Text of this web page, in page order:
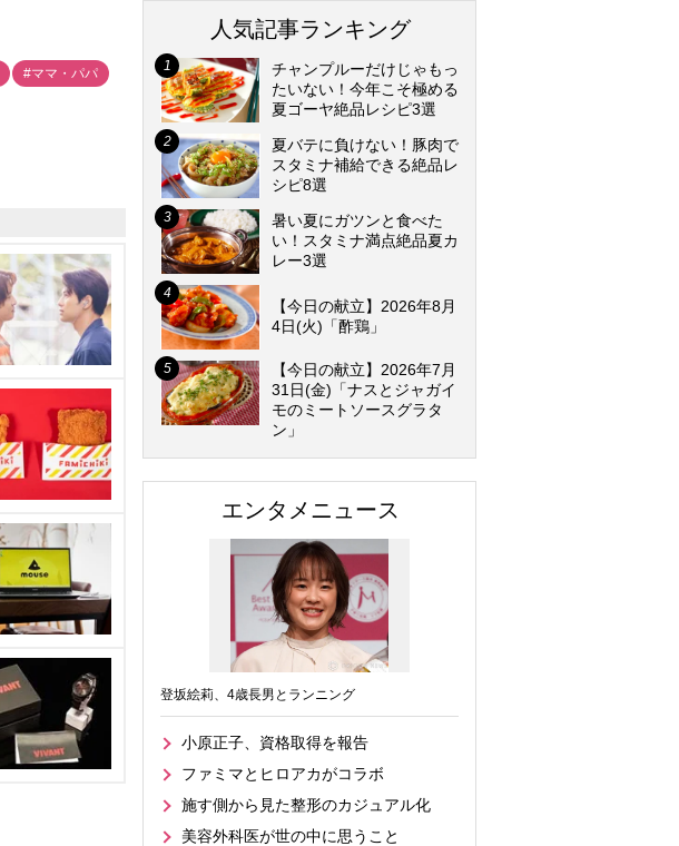
#ママ・パパ
人気記事ランキング
チャンプルーだけじゃもっ
たいない！今年こそ極める
夏ゴーヤ絶品レシピ3選
夏バテに負けない！豚肉で
スタミナ補給できる絶品レ
シピ8選
暑い夏にガツンと食べた
い！スタミナ満点絶品夏カ
レー3選
【今日の献立】2026年8月
4日(火)「酢鶏」
【今日の献立】2026年7月
31日(金)「ナスとジャガイ
モのミートソースグラタ
ン」
エンタメニュース
登坂絵莉、4歳長男とランニング
小原正子、資格取得を報告
ファミマとヒロアカがコラボ
施す側から見た整形のカジュアル化
美容外科医が世の中に思うこと